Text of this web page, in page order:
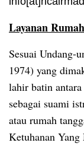
Layanan
Sesuai Undang-
1974) yang
lahir batin
sebagai suami
atau rumah
Ketuhanan Yang